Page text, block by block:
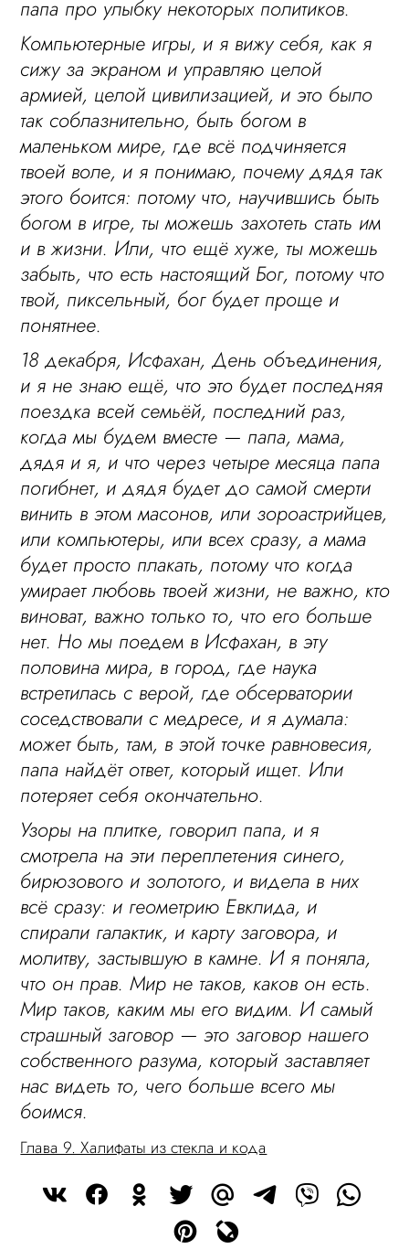
папа про улыбку некоторых политиков.
Компьютерные игры, и я вижу себя, как я
сижу за экраном и управляю целой
армией, целой цивилизацией, и это было
так соблазнительно, быть богом в
маленьком мире, где всё подчиняется
твоей воле, и я понимаю, почему дядя так
этого боится: потому что, научившись быть
богом в игре, ты можешь захотеть стать им
и в жизни. Или, что ещё хуже, ты можешь
забыть, что есть настоящий Бог, потому что
твой, пиксельный, бог будет проще и
понятнее.
18 декабря, Исфахан, День объединения,
и я не знаю ещё, что это будет последняя
поездка всей семьёй, последний раз,
когда мы будем вместе — папа, мама,
дядя и я, и что через четыре месяца папа
погибнет, и дядя будет до самой смерти
винить в этом масонов, или зороастрийцев,
или компьютеры, или всех сразу, а мама
будет просто плакать, потому что когда
умирает любовь твоей жизни, не важно, кто
виноват, важно только то, что его больше
нет. Но мы поедем в Исфахан, в эту
половина мира, в город, где наука
встретилась с верой, где обсерватории
соседствовали с медресе, и я думала:
может быть, там, в этой точке равновесия,
папа найдёт ответ, который ищет. Или
потеряет себя окончательно.
Узоры на плитке, говорил папа, и я
смотрела на эти переплетения синего,
бирюзового и золотого, и видела в них
всё сразу: и геометрию Евклида, и
спирали галактик, и карту заговора, и
молитву, застывшую в камне. И я поняла,
что он прав. Мир не таков, каков он есть.
Мир таков, каким мы его видим. И самый
страшный заговор — это заговор нашего
собственного разума, который заставляет
нас видеть то, чего больше всего мы
боимся.
Глава 9. Халифаты из стекла и кода